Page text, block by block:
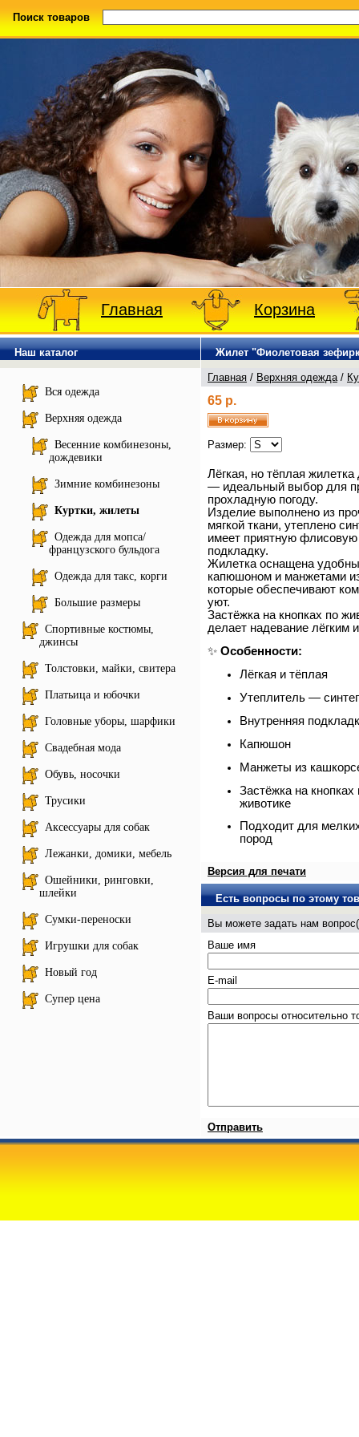
Поиск товаров
Главная Корзина
Наш каталог
Вся одежда
Верхняя одежда
Весенние комбинезоны,
дождевики
Зимние комбинезоны
Куртки, жилеты
Одежда для мопса/
французского бульдога
Одежда для такс, корги
Большие размеры
Спортивные костюмы,
джинсы
Толстовки, майки, свитера
Платьица и юбочки
Головные уборы, шарфики
Свадебная мода
Обувь, носочки
Трусики
Аксессуары для собак
Лежанки, домики, мебель
Ошейники, ринговки,
шлейки
Сумки-переноски
Игрушки для собак
Новый год
Супер цена
Жилет "Фиолетовая
Главная / Верхняя одежда/
65 р.
Размер:
Лёгкая, но тёплая жилетка
— идеальный выбор для
прохладную погоду.
Изделие выполнено из
мягкой ткани, утеплено
имеет приятную флисовую
подкладку.
Жилетка оснащена
капюшоном и манжетами
которые обеспечивают
уют.
Застёжка на кнопках по
делает надевание лёгким
✨ Особенности:
Лёгкая и тёплая
Утеплитель —
Внутренняя
Капюшон
Манжеты из
Застёжка на кнопках
животике
Подходит для
пород
Версия для печати
Есть вопросы по этому
Вы можете задать нам
Ваше имя
E-mail
Ваши вопросы относительно
Отправить